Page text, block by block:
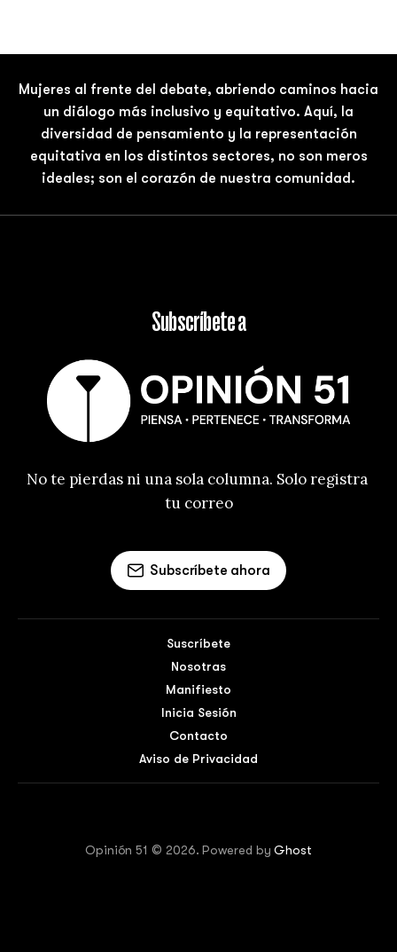
Mujeres al frente del debate, abriendo caminos hacia
un diálogo más inclusivo y equitativo. Aquí, la
diversidad de pensamiento y la representación
equitativa en los distintos sectores, no son meros
ideales; son el corazón de nuestra comunidad.
Subscríbete a
No te pierdas ni una sola columna. Solo registra
tu correo
Subscríbete ahora
Suscríbete
Nosotras
Manifiesto
Inicia Sesión
Contacto
Aviso de Privacidad
Opinión 51 © 2026. Powered byGhost